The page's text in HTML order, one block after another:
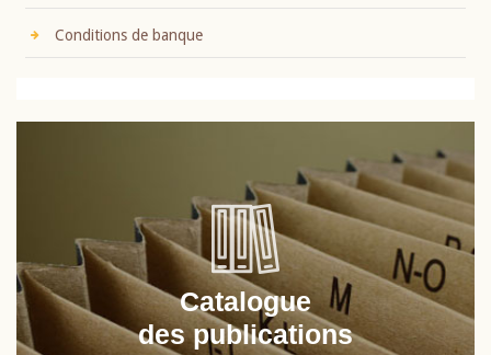
Conditions de banque
Catalogue
des publications